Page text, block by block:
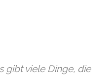
gibt viele Dinge, die